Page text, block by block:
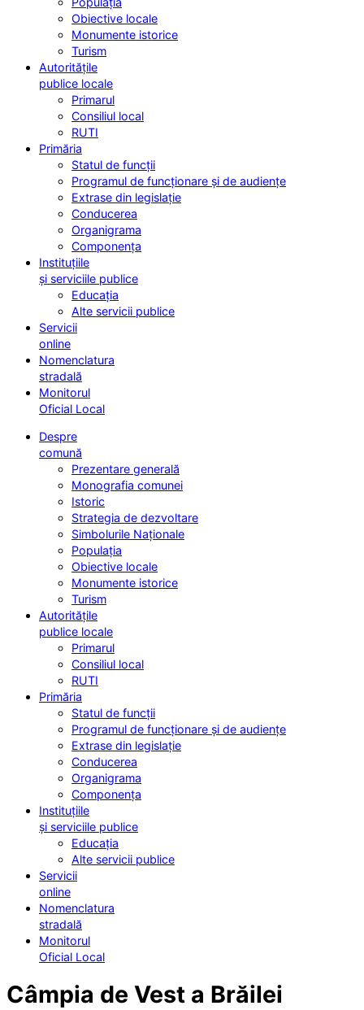
Obiective locale
Monumente istorice
Turism
Autoritățile
publice locale
Primarul
Consiliul local
RUTI
Primăria
Statul de funcții
Programul de funcționare și de audiențe
Extrase din legislație
Conducerea
Organigrama
Componența
Instituțiile
și serviciile publice
Educația
Alte servicii publice
Servicii
online
Nomenclatura
stradală
Monitorul
Oficial Local
Despre
comună
Prezentare generală
Monografia comunei
Istoric
Strategia de dezvoltare
Simbolurile Naționale
Populația
Obiective locale
Monumente istorice
Turism
Autoritățile
publice locale
Primarul
Consiliul local
RUTI
Primăria
Statul de funcții
Programul de funcționare și de audiențe
Extrase din legislație
Conducerea
Organigrama
Componența
Instituțiile
și serviciile publice
Educația
Alte servicii publice
Servicii
online
Nomenclatura
stradală
Monitorul
Oficial Local
Câmpia de Vest a Brăilei